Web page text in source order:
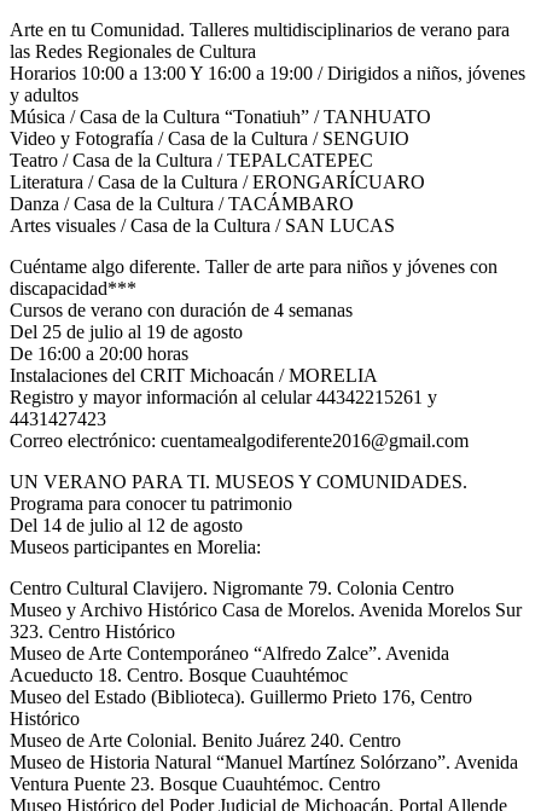
Arte en tu Comunidad. Talleres multidisciplinarios de verano para
las Redes Regionales de Cultura
Horarios 10:00 a 13:00 Y 16:00 a 19:00 / Dirigidos a niños, jóvenes
y adultos
Música / Casa de la Cultura “Tonatiuh” / TANHUATO
Video y Fotografía / Casa de la Cultura / SENGUIO
Teatro / Casa de la Cultura / TEPALCATEPEC
Literatura / Casa de la Cultura / ERONGARÍCUARO
Danza / Casa de la Cultura / TACÁMBARO
Artes visuales / Casa de la Cultura / SAN LUCAS
Cuéntame algo diferente. Taller de arte para niños y jóvenes con
discapacidad***
Cursos de verano con duración de 4 semanas
Del 25 de julio al 19 de agosto
De 16:00 a 20:00 horas
Instalaciones del CRIT Michoacán / MORELIA
Registro y mayor información al celular 44342215261 y
4431427423
Correo electrónico: cuentamealgodiferente2016@gmail.com
UN VERANO PARA TI. MUSEOS Y COMUNIDADES.
Programa para conocer tu patrimonio
Del 14 de julio al 12 de agosto
Museos participantes en Morelia:
Centro Cultural Clavijero. Nigromante 79. Colonia Centro
Museo y Archivo Histórico Casa de Morelos. Avenida Morelos Sur
323. Centro Histórico
Museo de Arte Contemporáneo “Alfredo Zalce”. Avenida
Acueducto 18. Centro. Bosque Cuauhtémoc
Museo del Estado (Biblioteca). Guillermo Prieto 176, Centro
Histórico
Museo de Arte Colonial. Benito Juárez 240. Centro
Museo de Historia Natural “Manuel Martínez Solórzano”. Avenida
Ventura Puente 23. Bosque Cuauhtémoc. Centro
Museo Histórico del Poder Judicial de Michoacán. Portal Allende